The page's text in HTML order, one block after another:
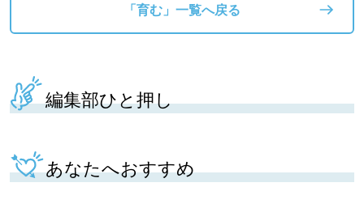
「育む」一覧へ戻る
編集部ひと押し
あなたへおすすめ